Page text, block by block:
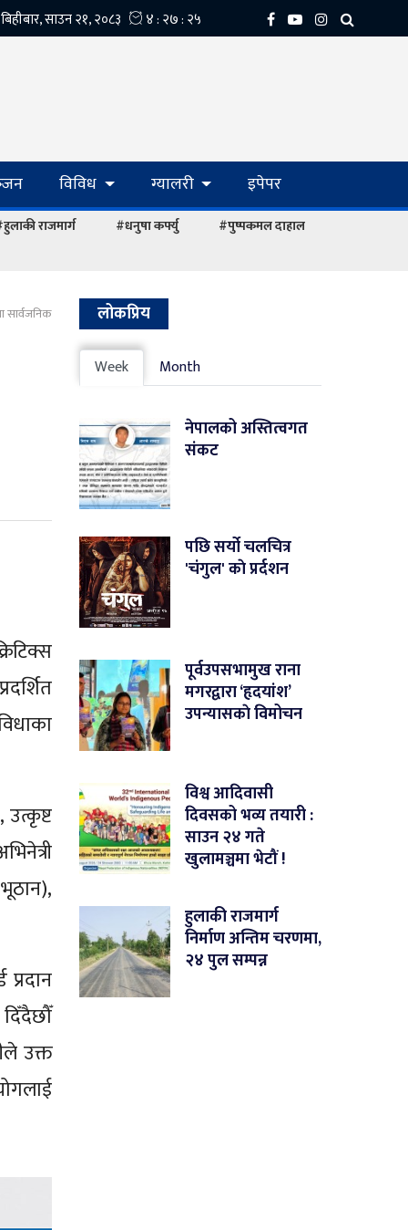
विविध ग्यालरी इपेपर
राजमार्ग #धनुषा कर्फ्यु #पुष्पकमल दाहाल
सार्वजनिक
उक्त
लोकप्रिय
Week Month
नेपालको अस्तित्वगत
संकट
पछि सर्यो चलचित्र
'चंगुल' काे प्रर्दशन
पूर्वउपसभामुख राना
मगरद्वारा ‘हृदयांश’
उपन्यासकाे विमोचन
विश्व आदिवासी
दिवसको भव्य तयारी :
साउन २४ गते
खुलामञ्चमा भेटौं !
हुलाकी राजमार्ग
निर्माण अन्तिम चरणमा,
२४ पुल सम्पन्न